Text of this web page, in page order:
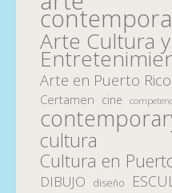
Arte Cultura y
Arte en Puerto Rico
Certamen cine
cultura
Cultura en
DIBUJO diseño